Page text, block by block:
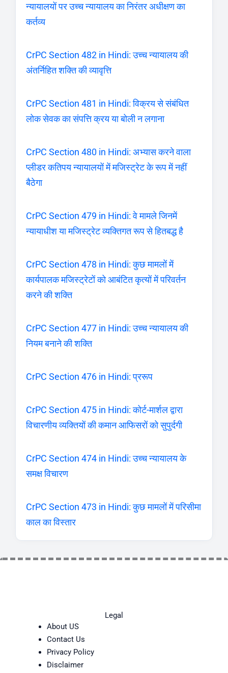
न्यायालयों पर उच्च न्यायालय का निरंतर अधीक्षण का
कर्तव्य
CrPC Section 482 in Hindi: उच्च न्यायालय की
अंतर्निहित शक्ति की व्यावृत्ति
CrPC Section 481 in Hindi: विक्रय से संबंधित
लोक सेवक का संपत्ति क्रय या बोली न लगाना
CrPC Section 480 in Hindi: अभ्यास करने वाला
प्लीडर कतिपय न्यायालयों में मजिस्ट्रेट के रूप में नहीं
बैठेगा
CrPC Section 479 in Hindi: वे मामले जिनमें
न्यायाधीश या मजिस्ट्रेट व्यक्तिगत रूप से हितबद्ध है
CrPC Section 478 in Hindi: कुछ मामलों में
कार्यपालक मजिस्ट्रेटों को आबंटित कृत्यों में परिवर्तन
करने की शक्ति
CrPC Section 477 in Hindi: उच्च न्यायालय की
नियम बनाने की शक्ति
CrPC Section 476 in Hindi: प्ररूप
CrPC Section 475 in Hindi: कोर्ट-मार्शल द्वारा
विचारणीय व्यक्तियों की कमान आफिसरों को सुपुर्दगी
CrPC Section 474 in Hindi: उच्च न्यायालय के
समक्ष विचारण
CrPC Section 473 in Hindi: कुछ मामलों में परिसीमा
काल का विस्तार
Legal
About US
Contact Us
Privacy Policy
Disclaimer